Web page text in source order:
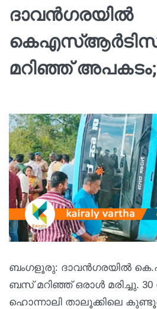
ദാവന്‍ഗരയില്‍
മറിഞ്ഞ്
ബംഗളൂരു: ദാവന്‍ഗരയില്‍
ബസ് മറിഞ്ഞ് ഒരാൾ മരിച്ചു. 30
ഹൊന്നാലി താലൂക്കിലെ